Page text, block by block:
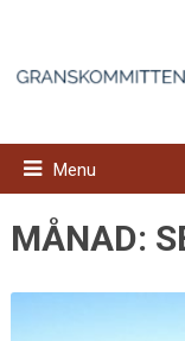
Menu
MÅNAD: